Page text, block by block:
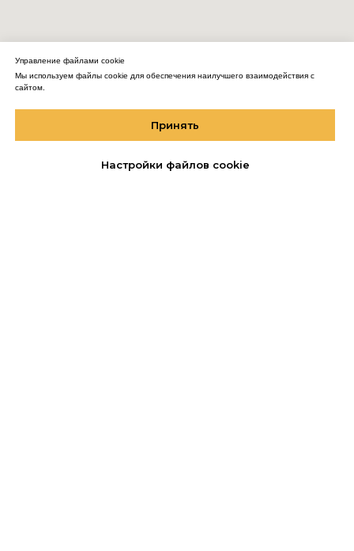
Мы использует Cookie для улучшения работы сайта.
Вы соглашаетесь на обработку персональных данных через «Яндекс.
Метрику»
Хорошо, понятно.
Управление файлами cookie
Мы используем файлы cookie для обеспечения наилучшего взаимодействия с
сайтом.
Принять
Настройки файлов cookie